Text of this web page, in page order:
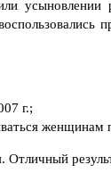
усыновлении
г.;